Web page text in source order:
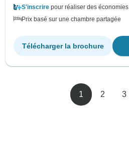
S'inscrire pour réaliser des économies
Prix basé sur une chambre partagée
Télécharger la brochure
1 2 3